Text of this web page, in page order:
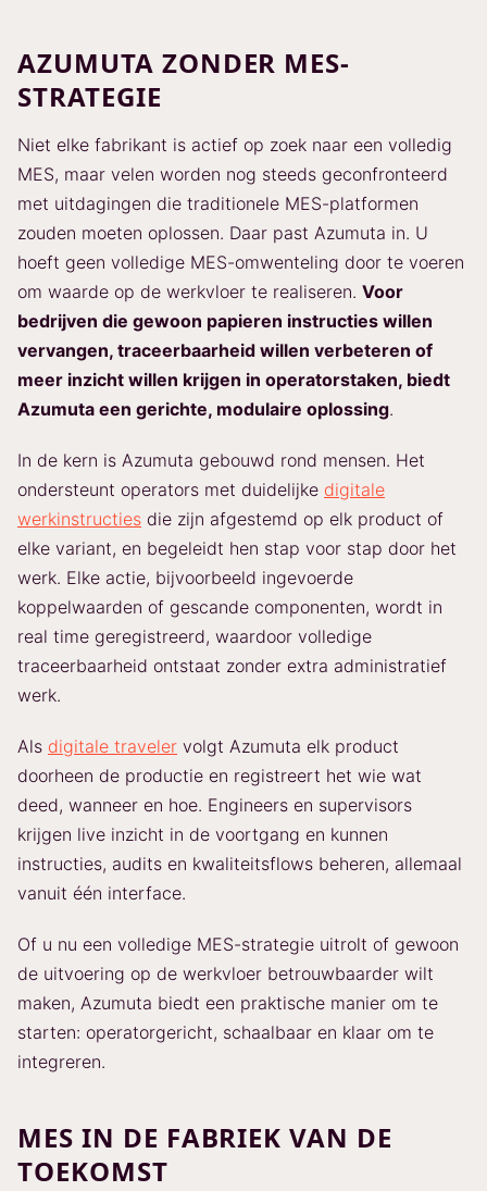
AZUMUTA ZONDER MES-
STRATEGIE
Niet elke fabrikant is actief op zoek naar een volledig
MES, maar velen worden nog steeds geconfronteerd
met uitdagingen die traditionele MES-platformen
zouden moeten oplossen. Daar past Azumuta in. U
hoeft geen volledige MES-omwenteling door te voeren
om waarde op de werkvloer te realiseren. Voor
bedrijven die gewoon papieren instructies willen
vervangen, traceerbaarheid willen verbeteren of
meer inzicht willen krijgen in operatorstaken, biedt
Azumuta een gerichte, modulaire oplossing.
In de kern is Azumuta gebouwd rond mensen. Het
ondersteunt operators met duidelijke digitale
werkinstructies die zijn afgestemd op elk product of
elke variant, en begeleidt hen stap voor stap door het
werk. Elke actie, bijvoorbeeld ingevoerde
koppelwaarden of gescande componenten, wordt in
real time geregistreerd, waardoor volledige
traceerbaarheid ontstaat zonder extra administratief
werk.
Als digitale traveler volgt Azumuta elk product
doorheen de productie en registreert het wie wat
deed, wanneer en hoe. Engineers en supervisors
krijgen live inzicht in de voortgang en kunnen
instructies, audits en kwaliteitsflows beheren, allemaal
vanuit één interface.
Of u nu een volledige MES-strategie uitrolt of gewoon
de uitvoering op de werkvloer betrouwbaarder wilt
maken, Azumuta biedt een praktische manier om te
starten: operatorgericht, schaalbaar en klaar om te
integreren.
MES IN DE FABRIEK VAN DE
TOEKOMST